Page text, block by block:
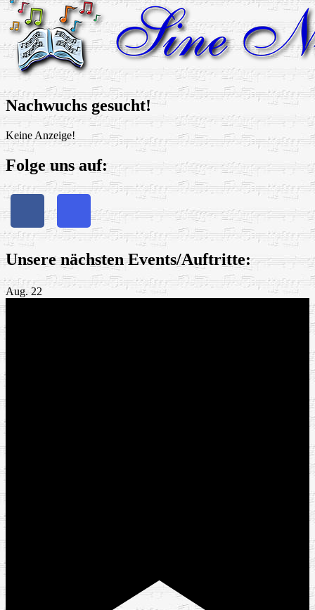
Nachwuchs gesucht!
Keine Anzeige!
Folge uns auf:
Unsere nächsten Events/Auftritte:
Aug. 22